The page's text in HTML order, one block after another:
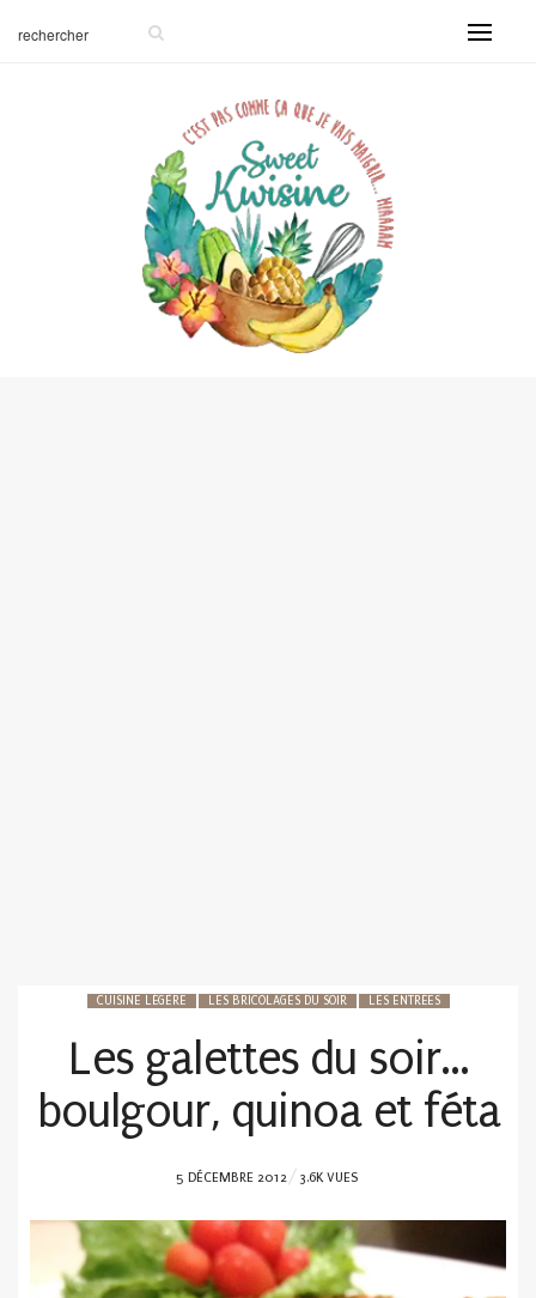
CUISINE LÉGÈRE LES BRICOLAGES DU SOIR LES ENTRÉES
Les galettes du soir…
boulgour, quinoa et féta
POSTED
5 DÉCEMBRE 2012 3.6K VUES